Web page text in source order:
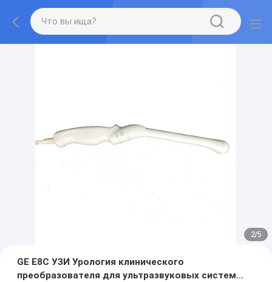
2/5
GE E8C УЗИ Урология клинического
преобразователя для ультразвуковых систем